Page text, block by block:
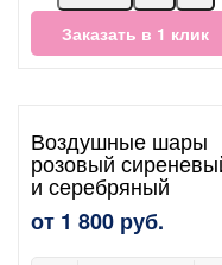
Заказать в 1 клик
Воздушные шары
розовый
и серебряный
от 1 800 руб.